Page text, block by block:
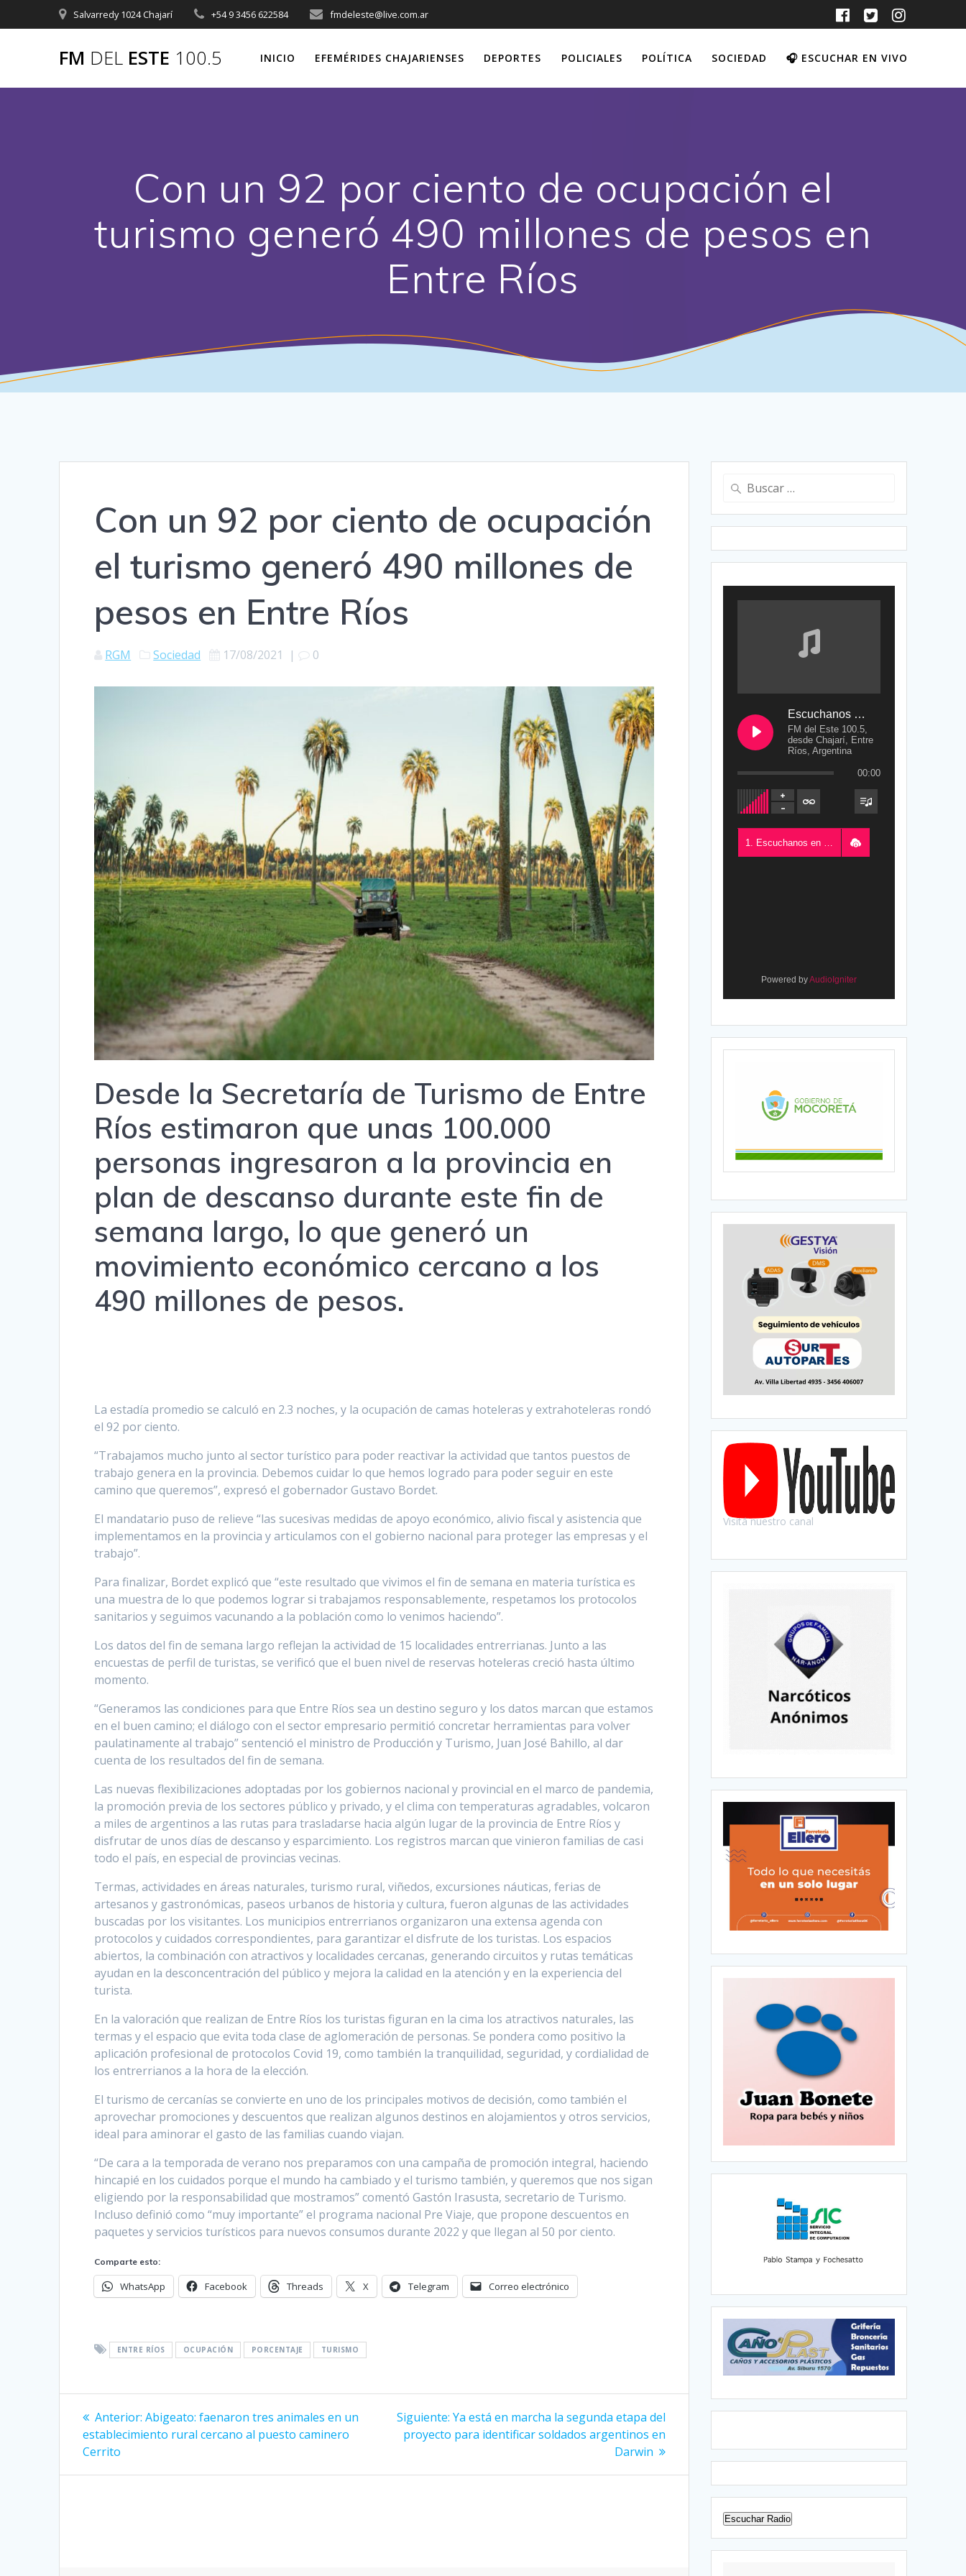
al
Salvarredy 1024 Chajarí +54 9 3456 622584 fmdeleste@live.com.ar
FM DEL ESTE 100.5 INICIO EFEMÉRIDES CHAJARIENSES DEPORTES POLICIALES POLÍTICA SOCIEDAD 🎧 ESCUCHAR EN VIVO
Con un 92 por ciento de ocupación el
turismo generó 490 millones de pesos en
Entre Ríos
Con un 92 por ciento de ocupación
el turismo generó 490 millones de
pesos en Entre Ríos
RGM Sociedad 17/08/2021 | 0
Desde la Secretaría de Turismo de Entre
Ríos estimaron que unas 100.000
personas ingresaron a la provincia en
plan de descanso durante este fin de
semana largo, lo que generó un
movimiento económico cercano a los
490 millones de pesos.
La estadía promedio se calculó en 2.3 noches, y la ocupación de camas hoteleras y extrahoteleras rondó
el 92 por ciento.
“Trabajamos mucho junto al sector turístico para poder reactivar la actividad que tantos puestos de
trabajo genera en la provincia. Debemos cuidar lo que hemos logrado para poder seguir en este
camino que queremos”, expresó el gobernador Gustavo Bordet.
El mandatario puso de relieve “las sucesivas medidas de apoyo económico, alivio fiscal y asistencia que
implementamos en la provincia y articulamos con el gobierno nacional para proteger las empresas y el
trabajo”.
Para finalizar, Bordet explicó que “este resultado que vivimos el fin de semana en materia turística es
una muestra de lo que podemos lograr si trabajamos responsablemente, respetamos los protocolos
sanitarios y seguimos vacunando a la población como lo venimos haciendo”.
Los datos del fin de semana largo reflejan la actividad de 15 localidades entrerrianas. Junto a las
encuestas de perfil de turistas, se verificó que el buen nivel de reservas hoteleras creció hasta último
momento.
“Generamos las condiciones para que Entre Ríos sea un destino seguro y los datos marcan que estamos
en el buen camino; el diálogo con el sector empresario permitió concretar herramientas para volver
paulatinamente al trabajo” sentenció el ministro de Producción y Turismo, Juan José Bahillo, al dar
cuenta de los resultados del fin de semana.
Las nuevas flexibilizaciones adoptadas por los gobiernos nacional y provincial en el marco de pandemia,
la promoción previa de los sectores público y privado, y el clima con temperaturas agradables, volcaron
a miles de argentinos a las rutas para trasladarse hacia algún lugar de la provincia de Entre Ríos y
disfrutar de unos días de descanso y esparcimiento. Los registros marcan que vinieron familias de casi
todo el país, en especial de provincias vecinas.
Termas, actividades en áreas naturales, turismo rural, viñedos, excursiones náuticas, ferias de
artesanos y gastronómicas, paseos urbanos de historia y cultura, fueron algunas de las actividades
buscadas por los visitantes. Los municipios entrerrianos organizaron una extensa agenda con
protocolos y cuidados correspondientes, para garantizar el disfrute de los turistas. Los espacios
abiertos, la combinación con atractivos y localidades cercanas, generando circuitos y rutas temáticas
ayudan en la desconcentración del público y mejora la calidad en la atención y en la experiencia del
turista.
En la valoración que realizan de Entre Ríos los turistas figuran en la cima los atractivos naturales, las
termas y el espacio que evita toda clase de aglomeración de personas. Se pondera como positivo la
aplicación profesional de protocolos Covid 19, como también la tranquilidad, seguridad, y cordialidad de
los entrerrianos a la hora de la elección.
El turismo de cercanías se convierte en uno de los principales motivos de decisión, como también el
aprovechar promociones y descuentos que realizan algunos destinos en alojamientos y otros servicios,
ideal para aminorar el gasto de las familias cuando viajan.
“De cara a la temporada de verano nos preparamos con una campaña de promoción integral, haciendo
hincapié en los cuidados porque el mundo ha cambiado y el turismo también, y queremos que nos sigan
eligiendo por la responsabilidad que mostramos” comentó Gastón Irasusta, secretario de Turismo.
Incluso definió como “muy importante” el programa nacional Pre Viaje, que propone descuentos en
paquetes y servicios turísticos para nuevos consumos durante 2022 y que llegan al 50 por ciento.
Comparte esto:
WhatsApp Facebook Threads X Telegram Correo electrónico
ENTRE RÍOS OCUPACIÓN PORCENTAJE TURISMO
Navegación
de
entradas
Anterior: Entrada
anterior:
Abigeato: faenaron tres animales en un
establecimiento rural cercano al puesto caminero
Cerrito
Siguiente: Siguiente
entrada:
Ya está en marcha la segunda etapa del
proyecto para identificar soldados argentinos en
Darwin
Buscar:
Escuchanos en Vivo
FM del Este 100.5,
desde Chajarí, Entre
Ríos, Argentina
00:00
1. Escuchanos en Vivo - FM del Este 100.5, desde Chajarí, Entre Ríos, Argentina
Powered byAudioIgniter
Visitá nuestro canal
Escuchar Radio